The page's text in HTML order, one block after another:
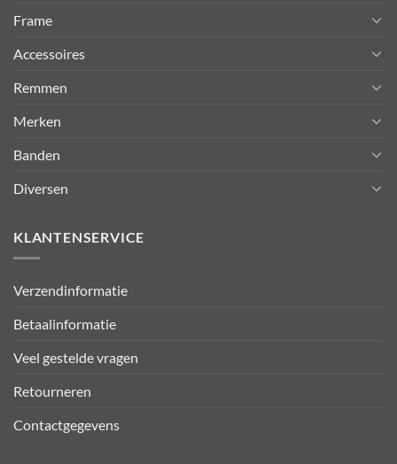
Frame
Accessoires
Remmen
Merken
Banden
Diversen
KLANTENSERVICE
Verzendinformatie
Betaalinformatie
Veel gestelde vragen
Retourneren
Contactgegevens